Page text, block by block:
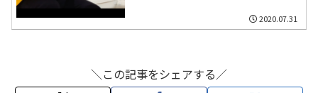
2020.07.31
＼この記事をシェアする／